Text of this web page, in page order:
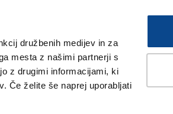
družbenih medijev in za
mesta z našimi partnerji s
z drugimi informacijami, ki
Če želite še naprej uporabljati
ŠPORT ŠE